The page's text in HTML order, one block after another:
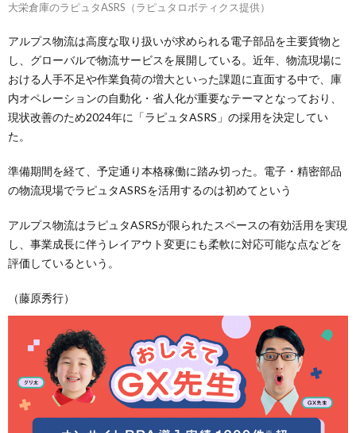
大栄倉庫のラピュタASRS（ラピュタロボティクス提供）
アルプス物流は高度な取り扱いが求められる電子部品を主要貨物と
し、グローバルで物流サービスを展開している。近年、物流現場に
おける人手不足や作業負荷の増大といった課題に直面する中で、庫
内オペレーションの自動化・省人化が重要なテーマとなっており、
現状改善のため2024年に「ラピュタASRS」の採用を決定してい
た。
準備期間を経て、予定通り本格稼働に踏み切った。電子・精密部品
の物流現場でラピュタASRSを活用するのは初めてという
アルプス物流はラピュタASRSが限られたスペースの有効活用を実現
し、事業成長に伴うレイアウト変更にも柔軟に対応可能な点などを
評価しているという。
（藤原秀行）